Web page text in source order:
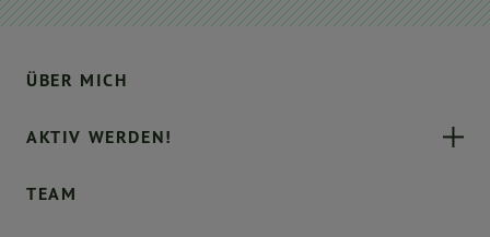
ÜBER MICH
AKTIV WERDEN!
TEAM